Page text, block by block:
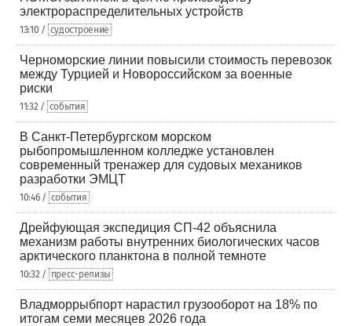
электрораспределительных устройств
13:10 / судостроение
Черноморские линии повысили стоимость перевозок
между Турцией и Новороссийском за военные
риски
11:32 / события
В Санкт-Петербургском морском
рыбопромышленном колледже установлен
современный тренажер для судовых механиков
разработки ЭМЦТ
10:46 / события
Дрейфующая экспедиция СП-42 объяснила
механизм работы внутренних биологических часов
арктического планктона в полной темноте
10:32 / пресс-релизы
Владморрыбпорт нарастил грузооборот на 18% по
итогам семи месяцев 2026 года